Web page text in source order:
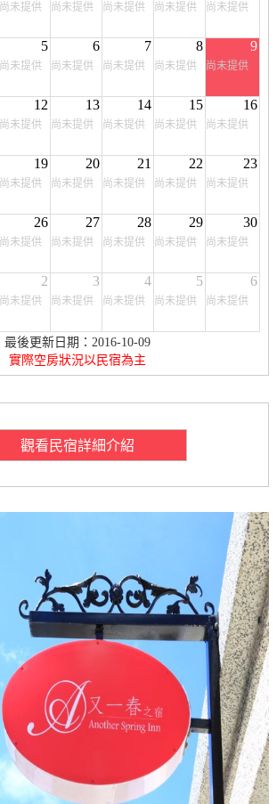
尚未提供 尚未提供 尚未提供 尚未提供 尚未提供
5
尚未提供
6
尚未提供
7
尚未提供
8
尚未提供
9
尚未提供
12
尚未提供
13
尚未提供
14
尚未提供
15
尚未提供
16
尚未提供
19
尚未提供
20
尚未提供
21
尚未提供
22
尚未提供
23
尚未提供
26
尚未提供
27
尚未提供
28
尚未提供
29
尚未提供
30
尚未提供
2
尚未提供
3
尚未提供
4
尚未提供
5
尚未提供
6
尚未提供
最後更新日期：2016-10-09
實際空房狀況以民宿為主
觀看民宿詳細介紹